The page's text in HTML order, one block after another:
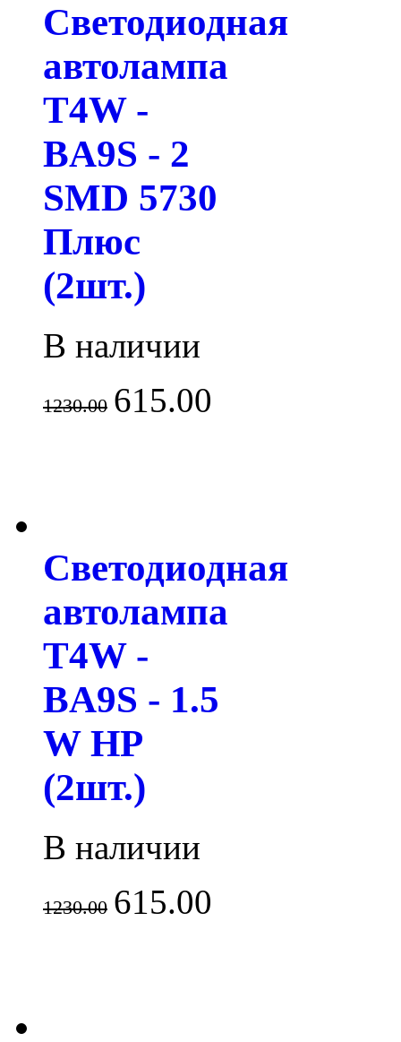
Светодиодная
автолампа
T4W -
BA9S - 2
SMD 5730
Плюс
(2шт.)
В наличии
1230.00 615.00
Светодиодная
автолампа
T4W -
BA9S - 1.5
W HP
(2шт.)
В наличии
1230.00 615.00